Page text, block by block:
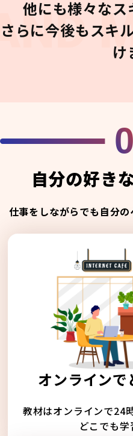
他にも様々なス
さらに今後もスキ
け
自分の好き
仕事をしながらでも自分
オンラインで
教材はオンラインで24
どこでも